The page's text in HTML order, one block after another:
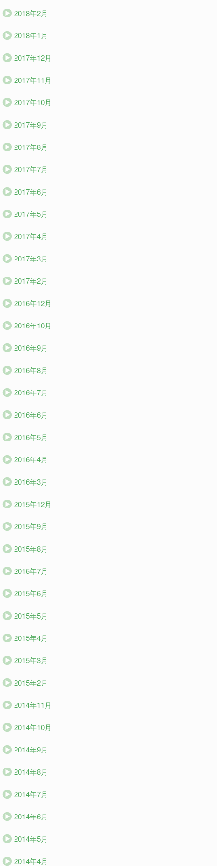
2018年2月
2018年1月
2017年12月
2017年11月
2017年10月
2017年9月
2017年8月
2017年7月
2017年6月
2017年5月
2017年4月
2017年3月
2017年2月
2016年12月
2016年10月
2016年9月
2016年8月
2016年7月
2016年6月
2016年5月
2016年4月
2016年3月
2015年12月
2015年9月
2015年8月
2015年7月
2015年6月
2015年5月
2015年4月
2015年3月
2015年2月
2014年11月
2014年10月
2014年9月
2014年8月
2014年7月
2014年6月
2014年5月
2014年4月